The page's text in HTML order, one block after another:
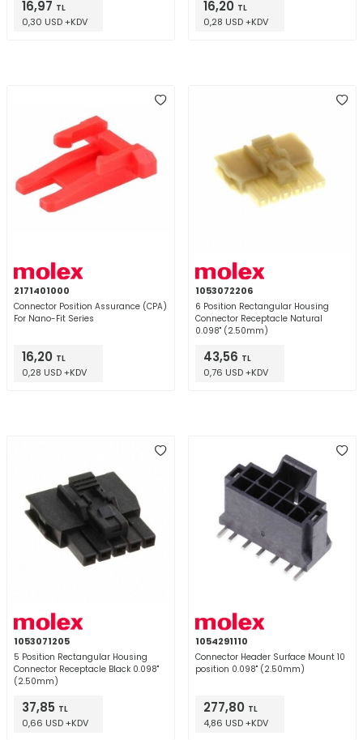
16,97 TL
0,30 USD +KDV
16,20 TL
0,28 USD +KDV
2171401000
Connector Position Assurance (CPA)
For Nano-Fit Series
16,20 TL
0,28 USD +KDV
1053072206
6 Position Rectangular Housing
Connector Receptacle Natural
0.098" (2.50mm)
43,56 TL
0,76 USD +KDV
1053071205
5 Position Rectangular Housing
Connector Receptacle Black 0.098"
(2.50mm)
37,85 TL
0,66 USD +KDV
1054291110
Connector Header Surface Mount 10
position 0.098" (2.50mm)
277,80 TL
4,86 USD +KDV